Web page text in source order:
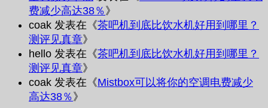
费减少高达38％ 》
coak 发表在《茶吧机到底比饮水机好用到哪里？
测评见真章》
hello 发表在《茶吧机到底比饮水机好用到哪里？
测评见真章》
coak 发表在《Mistbox可以将你的空调电费减少
高达38％ 》